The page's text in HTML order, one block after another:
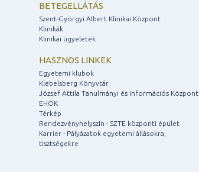
BETEGELLÁTÁS
Szent-Györgyi Albert Klinikai Központ
Klinikák
Klinikai ügyeletek
HASZNOS LINKEK
Egyetemi klubok
Klebelsberg Könyvtár
József Attila Tanulmányi és Információs Központ
EHÖK
Térkép
Rendezvényhelyszín - SZTE központi épület
Karrier - Pályázatok egyetemi állásokra,
tisztségekre